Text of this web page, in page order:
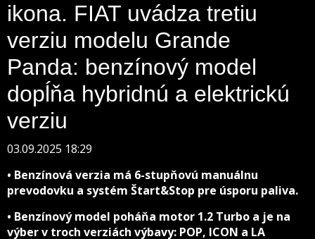
ikona. FIAT uvádza tretiu
verziu modelu Grande
Panda: benzínový model
dopĺňa hybridnú a elektrickú
verziu
03.09.2025 18:29
• Benzínová verzia má 6-stupňovú manuálnu
prevodovku a systém Štart&Stop pre úsporu paliva.
• Benzínový model poháňa motor 1.2 Turbo a je na
výber v troch verziách výbavy: POP, ICON a LA